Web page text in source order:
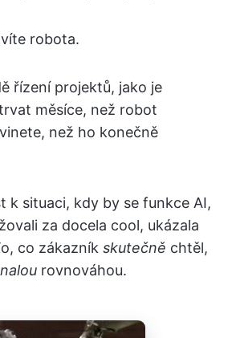
robota.
řízení projektů, jako je
měsíce, než robot
než ho konečně
k situaci, kdy by se funkce AI,
za docela cool, ukázala
co zákazník skutečně chtěl,
rovnováhou.